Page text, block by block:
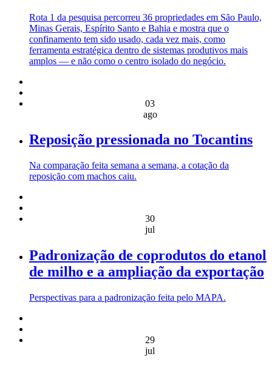
Rota 1 da pesquisa percorreu 36 propriedades em São Paulo,
Minas Gerais, Espírito Santo e Bahia e mostra que o
confinamento tem sido usado, cada vez mais, como
ferramenta estratégica dentro de sistemas produtivos mais
amplos — e não como o centro isolado do negócio.
03
ago
Reposição pressionada no Tocantins
Na comparação feita semana a semana, a cotação da
reposição com machos caiu.
30
jul
Padronização de coprodutos do etanol
de milho e a ampliação da exportação
Perspectivas para a padronização feita pelo MAPA.
29
jul